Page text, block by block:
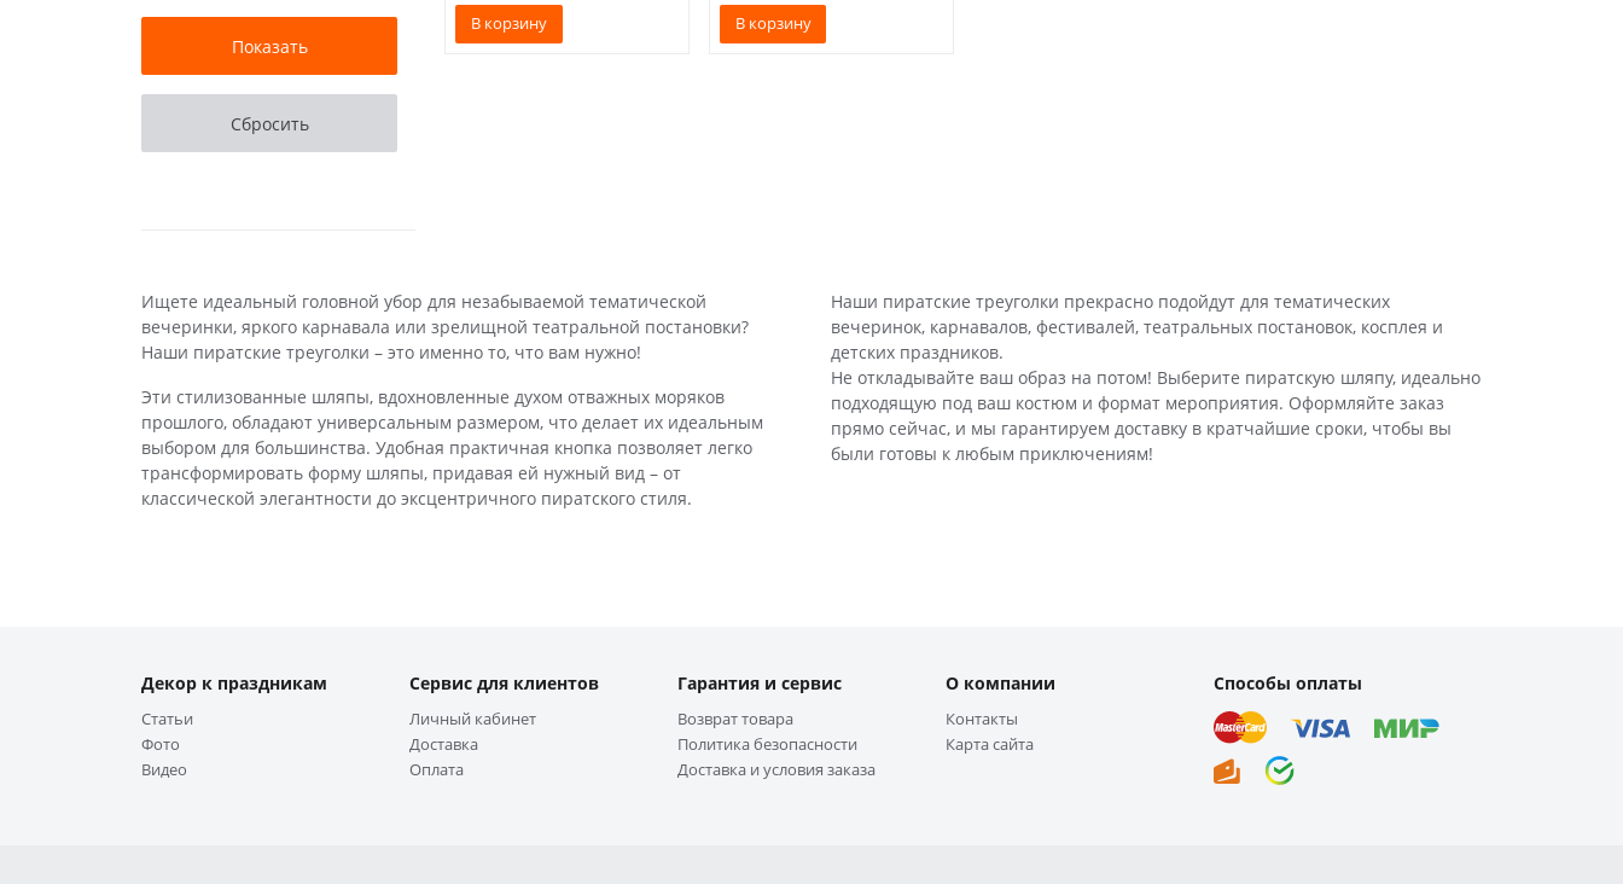
В корзину В корзину
Ищете идеальный головной убор для незабываемой тематической
вечеринки, яркого карнавала или зрелищной театральной постановки?
Наши пиратские треуголки – это именно то, что вам нужно!
Эти стилизованные шляпы, вдохновленные духом отважных моряков
прошлого, обладают универсальным размером, что делает их идеальным
выбором для большинства. Удобная практичная кнопка позволяет легко
трансформировать форму шляпы, придавая ей нужный вид – от
классической элегантности до эксцентричного пиратского стиля.
Наши пиратские треуголки прекрасно подойдут для тематических
вечеринок, карнавалов, фестивалей, театральных постановок, косплея и
детских праздников.
Не откладывайте ваш образ на потом! Выберите пиратскую шляпу, идеально
подходящую под ваш костюм и формат мероприятия. Оформляйте заказ
прямо сейчас, и мы гарантируем доставку в кратчайшие сроки, чтобы вы
были готовы к любым приключениям!
Декор к праздникам
Статьи
Фото
Видео
Сервис для клиентов
Личный кабинет
Доставка
Оплата
Гарантия и сервис
Возврат товара
Политика безопасности
Доставка и условия заказа
О компании
Контакты
Карта сайта
Способы оплаты